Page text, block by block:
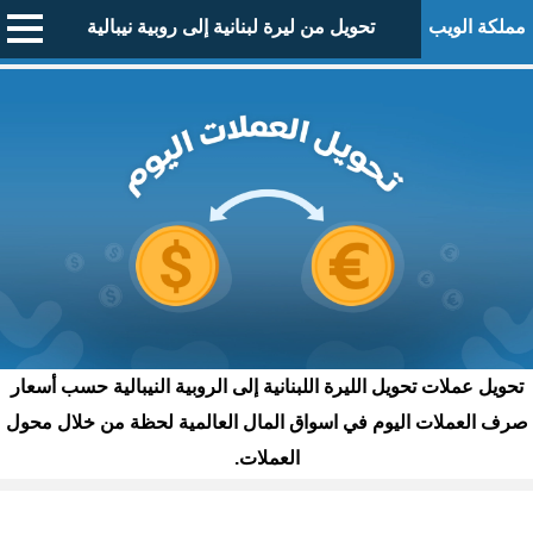
مملكة الويب تحويل من ليرة لبنانية إلى روبية نيبالية
تحويل عملات تحويل الليرة اللبنانية إلى الروبية النيبالية حسب أسعار
صرف العملات اليوم في اسواق المال العالمية لحظة من خلال محول
العملات.